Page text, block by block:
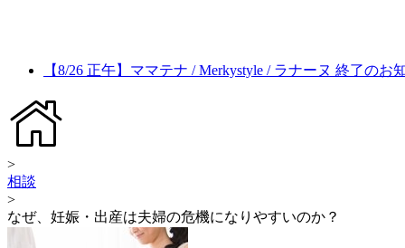
【8/26 正午】ママテナ / Merkystyle / ラナーヌ 終了のお
>
相談
>
なぜ、妊娠・出産は夫婦の危機になりやすいのか？